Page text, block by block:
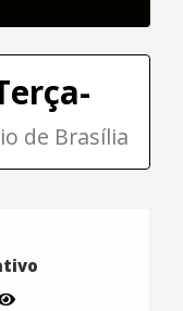
de Brasília